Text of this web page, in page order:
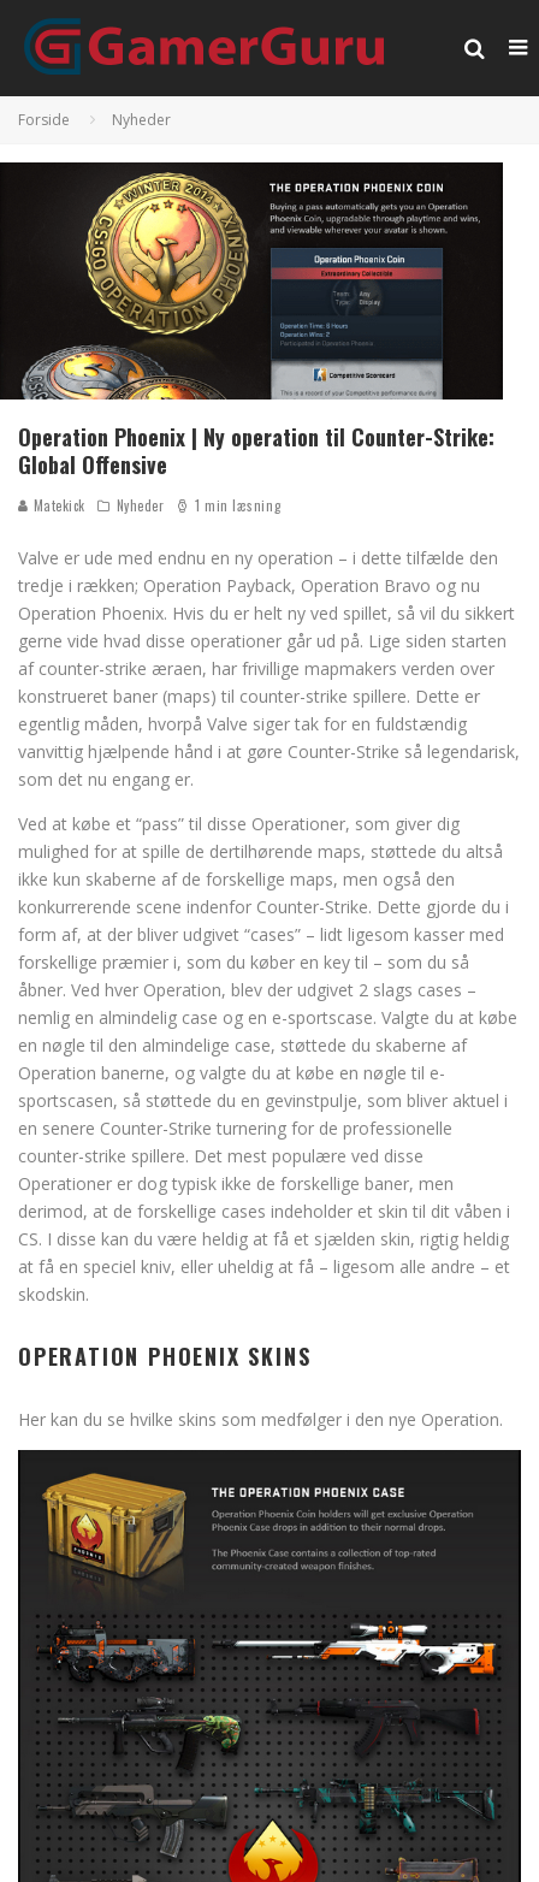
Forside Nyheder
Operation Phoenix | Ny operation til Counter-Strike:
Global Offensive
Matekick Nyheder 1 min læsning
Valve er ude med endnu en ny operation – i dette tilfælde den
tredje i rækken; Operation Payback, Operation Bravo og nu
Operation Phoenix. Hvis du er helt ny ved spillet, så vil du sikkert
gerne vide hvad disse operationer går ud på. Lige siden starten
af counter-strike æraen, har frivillige mapmakers verden over
konstrueret baner (maps) til counter-strike spillere. Dette er
egentlig måden, hvorpå Valve siger tak for en fuldstændig
vanvittig hjælpende hånd i at gøre Counter-Strike så legendarisk,
som det nu engang er.
Ved at købe et “pass” til disse Operationer, som giver dig
mulighed for at spille de dertilhørende maps, støttede du altså
ikke kun skaberne af de forskellige maps, men også den
konkurrerende scene indenfor Counter-Strike. Dette gjorde du i
form af, at der bliver udgivet “cases” – lidt ligesom kasser med
forskellige præmier i, som du køber en key til – som du så
åbner. Ved hver Operation, blev der udgivet 2 slags cases –
nemlig en almindelig case og en e-sportscase. Valgte du at købe
en nøgle til den almindelige case, støttede du skaberne af
Operation banerne, og valgte du at købe en nøgle til e-
sportscasen, så støttede du en gevinstpulje, som bliver aktuel i
en senere Counter-Strike turnering for de professionelle
counter-strike spillere. Det mest populære ved disse
Operationer er dog typisk ikke de forskellige baner, men
derimod, at de forskellige cases indeholder et skin til dit våben i
CS. I disse kan du være heldig at få et sjælden skin, rigtig heldig
at få en speciel kniv, eller uheldig at få – ligesom alle andre – et
skodskin.
OPERATION PHOENIX SKINS
Her kan du se hvilke skins som medfølger i den nye Operation.